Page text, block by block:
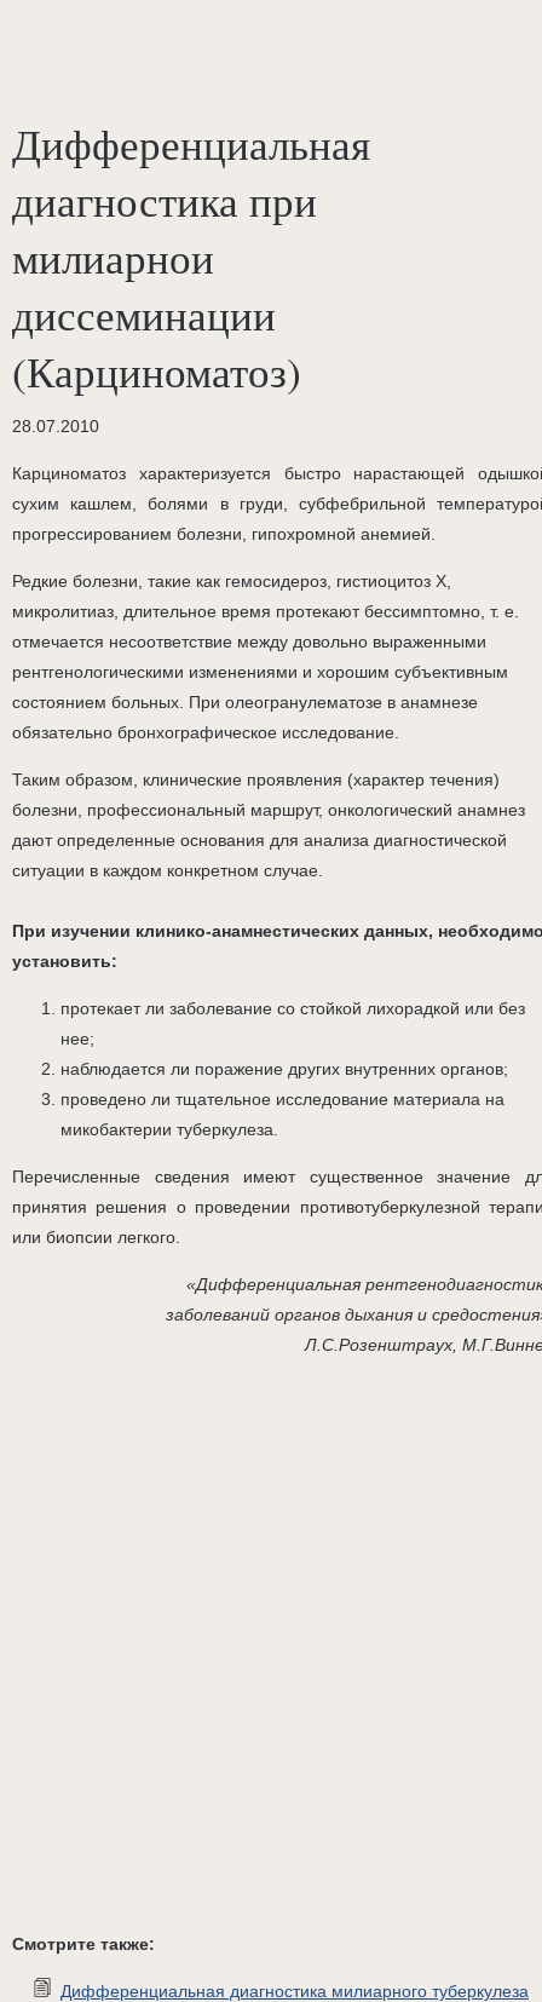
Дифференциальная
диагностика при
милиарнои
диссеминации
(Карциноматоз)
28.07.2010
Карциноматоз характеризуется быстро нарастающей
сухим кашлем, болями в груди, субфебрильной
прогрессированием болезни, гипохромной анемией.
Редкие болезни, такие как гемосидероз, гистиоцитоз X,
микролитиаз, длительное время протекают бессимптомно, т. е.
отмечается несоответствие между довольно выраженными
рентгенологическими изменениями и хорошим субъективным
состоянием больных. При олеогранулематозе в анамнезе
обязательно бронхографическое исследование.
Таким образом, клинические проявления (характер течения)
болезни, профессиональный маршрут, онкологический анамнез
дают определенные основания для анализа диагностической
ситуации в каждом конкретном случае.
При изучении клинико-анамнестических данных,
установить:
протекает ли заболевание со стойкой лихорадкой или без
нее;
наблюдается ли поражение других внутренних органов;
проведено ли тщательное исследование материала на
микобактерии туберкулеза.
Перечисленные сведения имеют существенное значение
принятия решения о проведении противотуберкулезной
или биопсии легкого.
«Дифференциальная
заболеваний органов дыхания и
Л.С.Розенштраух,
Смотрите также:
Дифференциальная диагностика милиарного туберкулеза